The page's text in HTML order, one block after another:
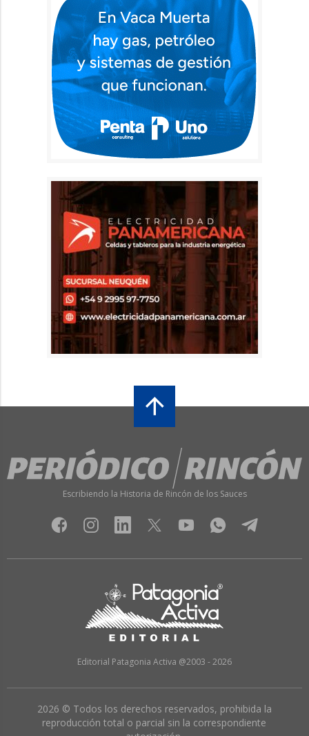
Escribiendo la Historia de Rincón de los Sauces
Editorial Patagonia Activa @2003 - 2026
2026 © Todos los derechos reservados, prohibida la
reproducción total o parcial sin la correspondiente